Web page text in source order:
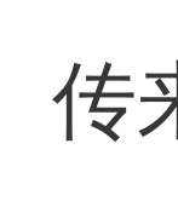
传